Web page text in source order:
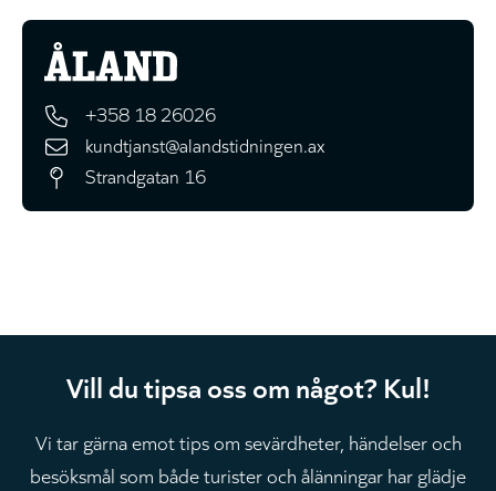
+358 18 26026
kundtjanst@alandstidningen.ax
Strandgatan 16
Vill du tipsa oss om något? Kul!
Vi tar gärna emot tips om sevärdheter, händelser och
besöksmål som både turister och ålänningar har glädje